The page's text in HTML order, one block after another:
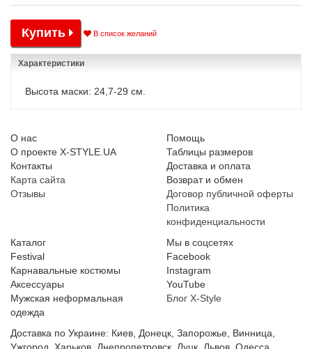
Купить В список желаний
Характеристики
Высота маски: 24,7-29 см.
О нас
О проекте X-STYLE.UA
Контакты
Карта сайта
Отзывы
Помощь
Таблицы размеров
Доставка и оплата
Возврат и обмен
Договор публичной оферты
Политика
конфиденциальности
Каталог
Festival
Карнавальные костюмы
Аксессуары
Мужская неформальная
одежда
Мы в соцсетях
Facebook
Instagram
YouTube
Блог X-Style
Доставка по Украине: Киев, Донецк, Запорожье, Винница,